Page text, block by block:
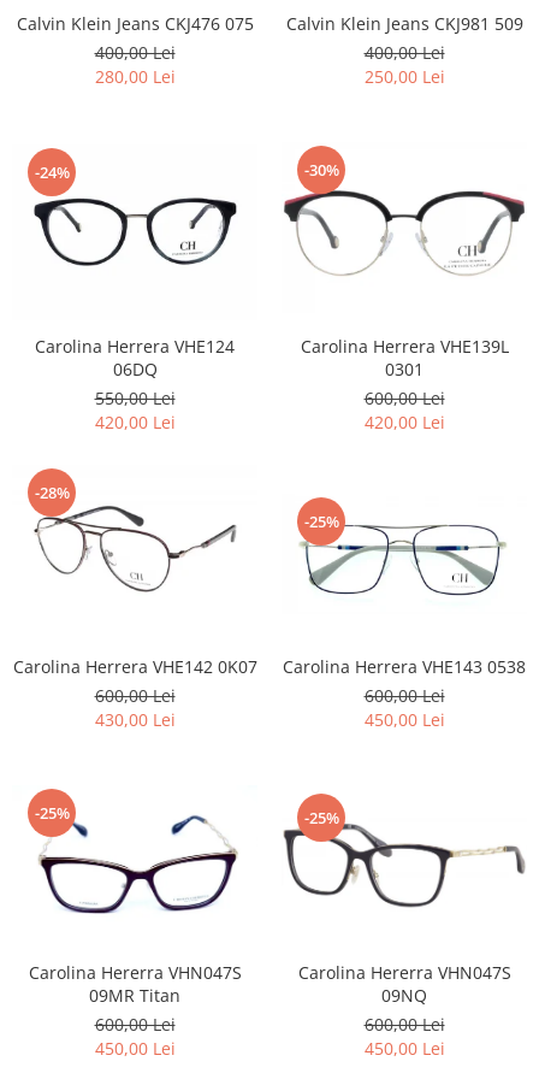
Emporio Armani
Hackett London
Hugo Boss
J.F.Rey
Jaguar
Miraflex
Montblanc
Nina Ricci
Ocean
Point
Polaroid
Puma
Romeo Careye
Slastik
Stepper Titan
Sunfire
Swarovski
Titanflex
Versace
Calvin Klein Jeans CKJ476 075
400,00 Lei
280,00 Lei
Calvin Klein Jeans CKJ981 509
400,00 Lei
250,00 Lei
-24%
Carolina Herrera VHE124
06DQ
550,00 Lei
420,00 Lei
-30%
Carolina Herrera VHE139L
0301
600,00 Lei
420,00 Lei
-28%
Carolina Herrera VHE142 0K07
600,00 Lei
430,00 Lei
-25%
Carolina Herrera VHE143 0538
600,00 Lei
450,00 Lei
-25%
Carolina Hererra VHN047S
09MR Titan
600,00 Lei
450,00 Lei
-25%
Carolina Hererra VHN047S
09NQ
600,00 Lei
450,00 Lei